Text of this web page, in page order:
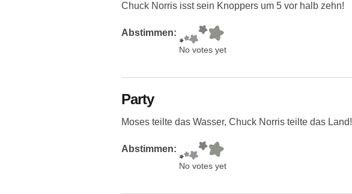
Chuck Norris isst sein Knoppers um 5 vor halb zehn!
Abstimmen:
No votes yet
Party
Moses teilte das Wasser, Chuck Norris teilte das Land!
Abstimmen:
No votes yet